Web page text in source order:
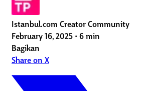
Istanbul.com Creator Community
February 16, 2025 • 6 min
Bagikan
Share on X